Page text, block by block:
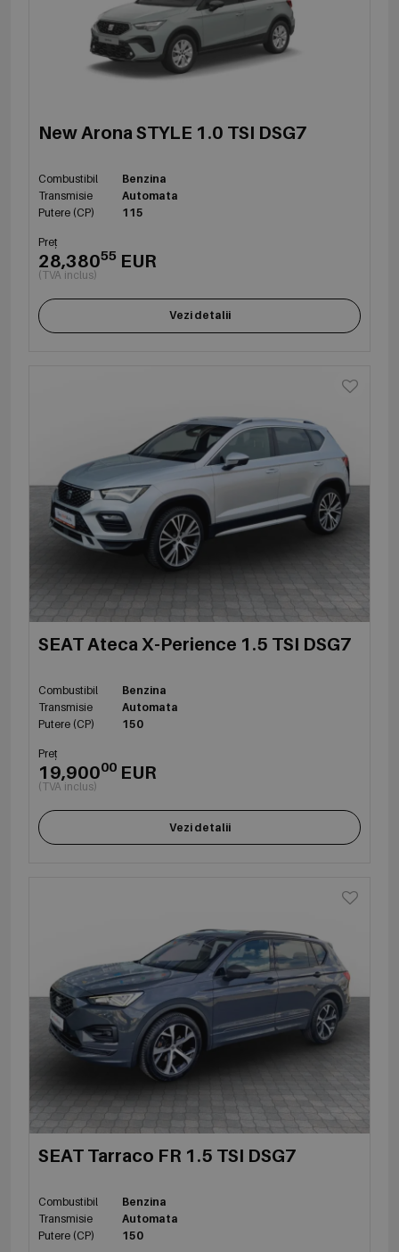
New Arona STYLE 1.0 TSI DSG7
Combustibil
Benzina
Transmisie
Automata
Putere (CP)
115
Preț
28,38055 EUR
(TVA inclus)
Vezi detalii
SEAT Ateca X-Perience 1.5 TSI DSG7
Combustibil
Benzina
Transmisie
Automata
Putere (CP)
150
Preț
19,90000 EUR
(TVA inclus)
Vezi detalii
SEAT Tarraco FR 1.5 TSI DSG7
Combustibil
Benzina
Transmisie
Automata
Putere (CP)
150